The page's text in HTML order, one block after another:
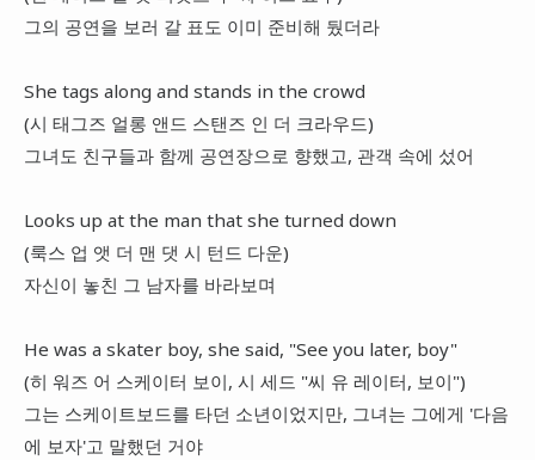
그의 공연을 보러 갈 표도 이미 준비해 뒀더라
She tags along and stands in the crowd
(시 태그즈 얼롱 앤드 스탠즈 인 더 크라우드)
그녀도 친구들과 함께 공연장으로 향했고, 관객 속에 섰어
Looks up at the man that she turned down
(룩스 업 앳 더 맨 댓 시 턴드 다운)
자신이 놓친 그 남자를 바라보며
He was a skater boy, she said, "See you later, boy"
(히 워즈 어 스케이터 보이, 시 세드 "씨 유 레이터, 보이")
그는 스케이트보드를 타던 소년이었지만, 그녀는 그에게 '다음
에 보자'고 말했던 거야